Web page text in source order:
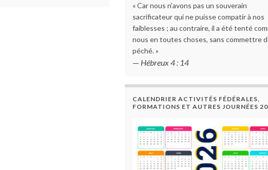
« Car nous n’avons pas un souverain
sacrificateur qui ne puisse compatir à nos
faiblesses ; au contraire, il a été tenté
nous en toutes choses, sans commettre
péché. »
— Hébreux 4 : 14
CALENDRIER ACTIVITÉS FÉDÉRALES,
FORMATIONS ET AUTRES JOURNÉES